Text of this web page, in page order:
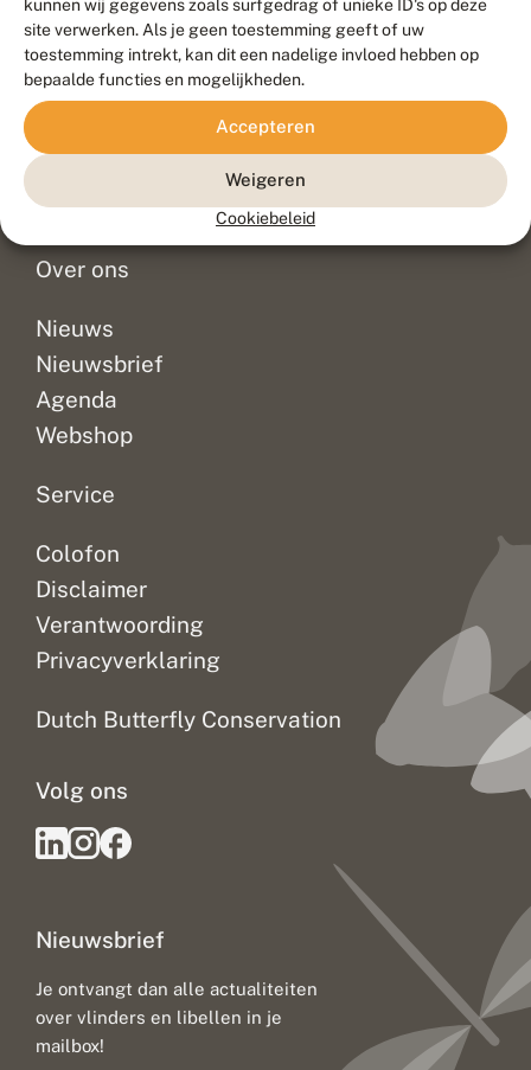
kunnen wij gegevens zoals surfgedrag of unieke ID's op deze
site verwerken. Als je geen toestemming geeft of uw
toestemming intrekt, kan dit een nadelige invloed hebben op
bepaalde functies en mogelijkheden.
Accepteren
Weigeren
Cookiebeleid
Contact
Veelgestelde vragen
Doneer
Over ons
Nieuws
Nieuwsbrief
Agenda
Webshop
Service
Colofon
Disclaimer
Verantwoording
Privacyverklaring
Dutch Butterfly Conservation
Nieuwsbrief
Je ontvangt dan alle actualiteiten
over vlinders en libellen in je
mailbox!
Volg ons
Duurzaam ontwikkeld door
Go2People
, ontworpen door
Blue Field Agency
Privacy
Disclaimer
Sitemap